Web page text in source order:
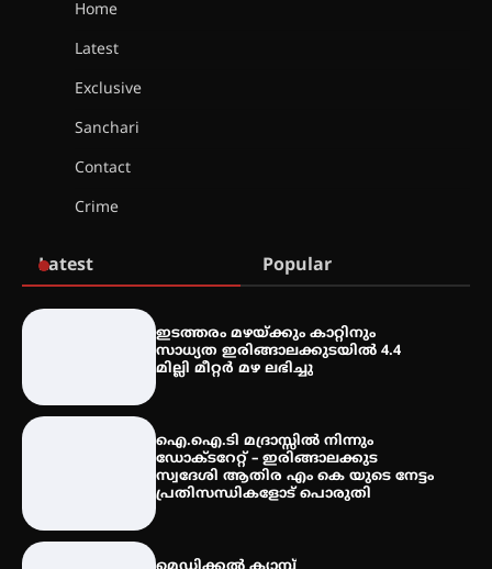
കോമേഴ്‌സ് അസോസിയേഷന്
തുടക്കമായി
കോമേഴ്സ് എക്സ്പോയുമായി
എസ് എൻ ഹയർ സെക്കൻഡറി
വിദ്യാർത്ഥികൾ
സർഗ്ഗസാഹിതി- കവിതാസംഗമം
Home
Latest
Exclusive
Sanchari
Contact
Crime
Latest Popular
ഇടത്തരം മഴയ്ക്കും കാറ്റിനും
സാധ്യത ഇരിങ്ങാലക്കുടയിൽ 4.4
മില്ലി മീറ്റർ മഴ ലഭിച്ചു
ഐ.ഐ.ടി മദ്രാസ്സിൽ നിന്നും
ഡോക്ടറേറ്റ് – ഇരിങ്ങാലക്കുട
സ്വദേശി ആതിര എം കെ യുടെ നേട്ടം
പ്രതിസന്ധികളോട് പൊരുതി